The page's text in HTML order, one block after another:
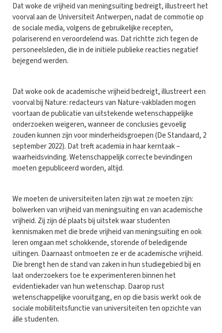
Dat woke de vrijheid van meningsuiting bedreigt, illustreert het
voorval aan de Universiteit Antwerpen, nadat de commotie op
de sociale media, volgens de gebruikelijke recepten,
polariserend en veroordelend was. Dat richtte zich tegen de
personeelsleden, die in de initiële publieke reacties negatief
bejegend werden.
Dat woke ook de academische vrijheid bedreigt, illustreert een
voorval bij Nature: redacteurs van Nature-vakbladen mogen
voortaan de publicatie van uitstekende wetenschappelijke
onderzoeken weigeren, wanneer de conclusies gevoelig
zouden kunnen zijn voor minderheidsgroepen (De Standaard, 2
september 2022). Dat treft academia in haar kerntaak –
waarheidsvinding. Wetenschappelijk correcte bevindingen
moeten gepubliceerd worden, altijd.
We moeten de universiteiten laten zijn wat ze moeten zijn:
bolwerken van vrijheid van meningsuiting en van academische
vrijheid. Zij zijn dé plaats bij uitstek waar studenten
kennismaken met die brede vrijheid van meningsuiting en ook
leren omgaan met schokkende, storende of beledigende
uitingen. Daarnaast ontmoeten ze er de academische vrijheid.
Die brengt hen de stand van zaken in hun studiegebied bij en
laat onderzoekers toe te experimenteren binnen het
evidentiekader van hun wetenschap. Daarop rust
wetenschappelijke vooruitgang, en op die basis werkt ook de
sociale mobiliteitsfunctie van universiteiten ten opzichte van
álle studenten.